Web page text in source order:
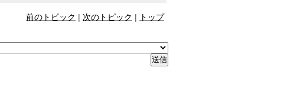
前のトピック | 次のトピック | トップ